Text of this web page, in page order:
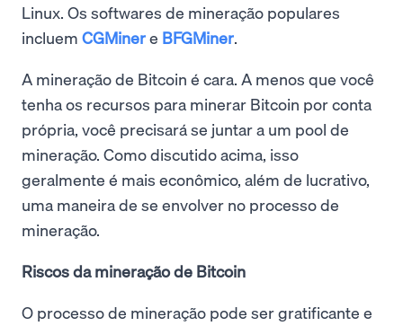
Linux. Os softwares de mineração populares
incluem CGMinere BFGMiner.
A mineração de Bitcoin é cara. A menos que você
tenha os recursos para minerar Bitcoin por conta
própria, você precisará se juntar a um pool de
mineração. Como discutido acima, isso
geralmente é mais econômico, além de lucrativo,
uma maneira de se envolver no processo de
mineração.
Riscos da mineração de Bitcoin
O processo de mineração pode ser gratificante e